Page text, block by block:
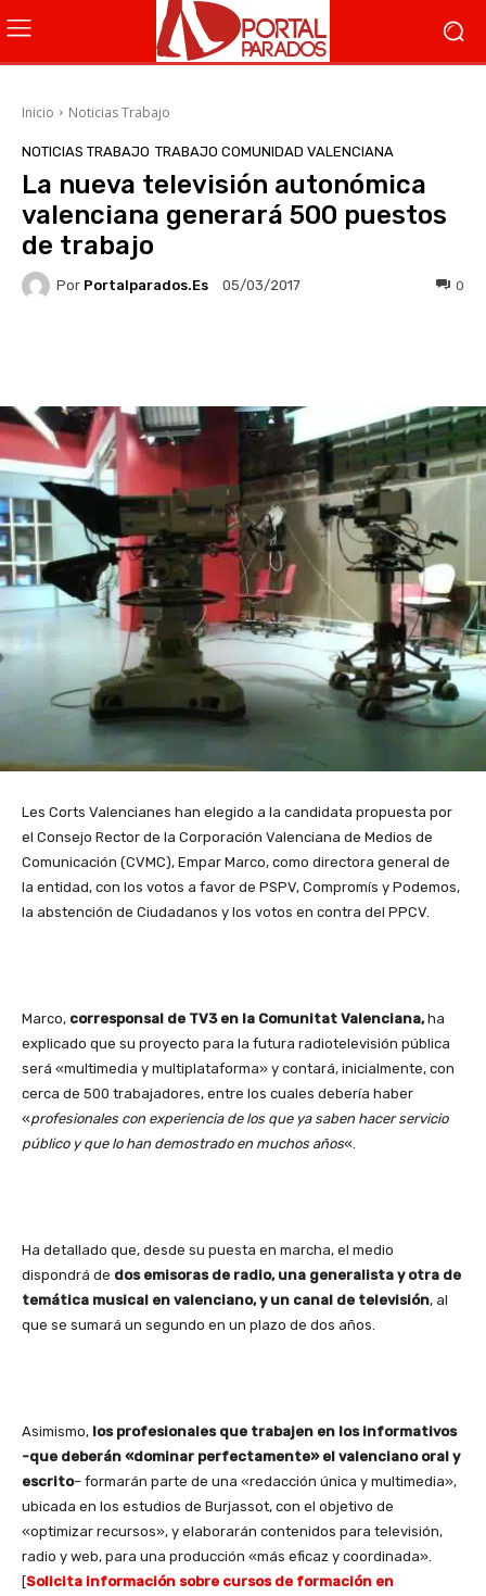
Inicio Noticias Trabajo
NOTICIAS TRABAJO TRABAJO COMUNIDAD VALENCIANA
La nueva televisión autonómica
valenciana generará 500 puestos
de trabajo
Por Portalparados.es 05/03/2017 0
Les Corts Valencianes han elegido a la candidata propuesta por
el Consejo Rector de la Corporación Valenciana de Medios de
Comunicación (CVMC), Empar Marco, como directora general de
la entidad, con los votos a favor de PSPV, Compromís y Podemos,
la abstención de Ciudadanos y los votos en contra del PPCV.
Marco, corresponsal de TV3 en la Comunitat Valenciana,ha
explicado que su proyecto para la futura radiotelevisión pública
será «multimedia y multiplataforma» y contará, inicialmente, con
cerca de 500 trabajadores, entre los cuales debería haber
«profesionales con experiencia de los que ya saben hacer servicio
público y que lo han demostrado en muchos años«.
Ha detallado que, desde su puesta en marcha, el medio
dispondrá de dos emisoras de radio, una generalista y otra de
temática musical en valenciano, y un canal de televisión, al
que se sumará un segundo en un plazo de dos años.
Asimismo, los profesionales que trabajen en los informativos
-que deberán «dominar perfectamente» el valenciano oral y
escrito– formarán parte de una «redacción única y multimedia»,
ubicada en los estudios de Burjassot, con el objetivo de
«optimizar recursos», y elaborarán contenidos para televisión,
radio y web, para una producción «más eficaz y coordinada».
[Solicita información sobre cursos de formación en